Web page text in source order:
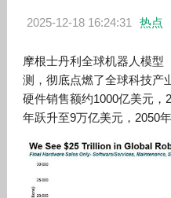
2025-12-18 16:24:31 热点
摩根士丹利全球机器人模型
测，彻底点燃了全球科技产
硬件销售额约1000亿美元，
年跃升至9万亿美元，2050